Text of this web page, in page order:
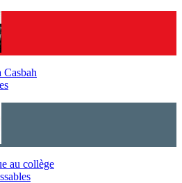
Casbah
au collège